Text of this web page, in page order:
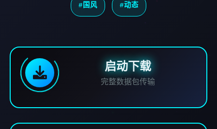
#国风 #动态
启动下载
完整数据包传输